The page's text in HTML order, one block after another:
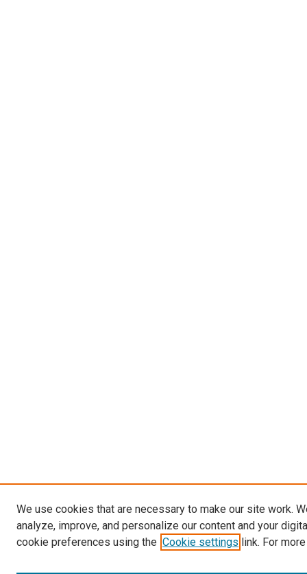
We use cookies that are necessary to make our site work.
analyze, improve, and personalize our content and your
cookie preferences using the Cookie settings link. For